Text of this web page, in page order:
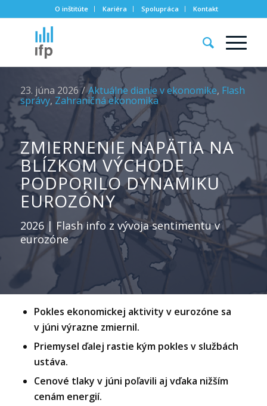
O inštitúte Kariéra Spolupráca Kontakt
23. júna 2026 / Aktuálne dianie v ekonomike, Flash
správy, Zahraničná ekonomika
ZMIERNENIE NAPÄTIA NA
BLÍZKOM VÝCHODE
PODPORILO DYNAMIKU
EUROZÓNY
2026 | Flash info z vývoja sentimentu v
eurozóne
Pokles ekonomickej aktivity v eurozóne sa
v júni výrazne zmiernil.
Priemysel ďalej rastie kým pokles v službách
ustáva.
Cenové tlaky v júni poľavili aj vďaka nižším
cenám energií.